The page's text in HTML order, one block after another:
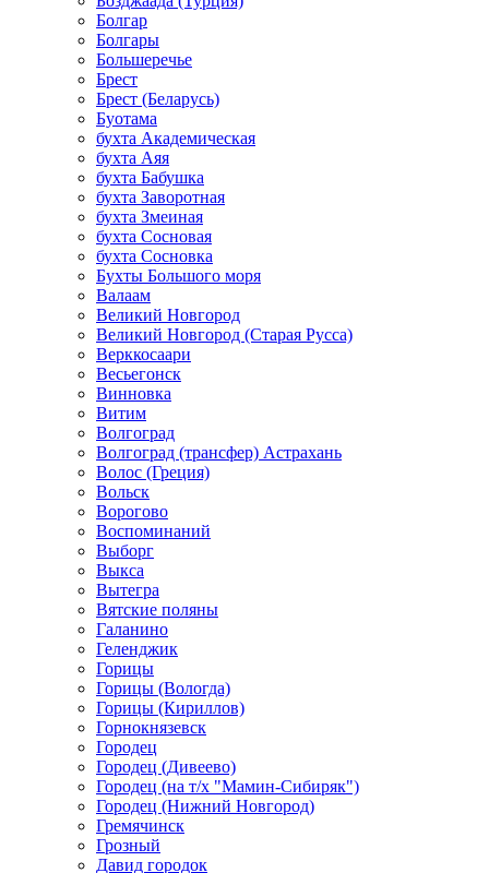
Болгар
Болгары
Большеречье
Брест
Брест (Беларусь)
Буотама
бухта Академическая
бухта Аяя
бухта Бабушка
бухта Заворотная
бухта Змеиная
бухта Сосновая
бухта Сосновка
Бухты Большого моря
Валаам
Великий Новгород
Великий Новгород (Старая Русса)
Верккосаари
Весьегонск
Винновка
Витим
Волгоград
Волгоград (трансфер) Астрахань
Волос (Греция)
Вольск
Ворогово
Воспоминаний
Выборг
Выкса
Вытегра
Вятские поляны
Галанино
Геленджик
Горицы
Горицы (Вологда)
Горицы (Кириллов)
Горнокнязевск
Городец
Городец (Дивеево)
Городец (на т/х "Мамин-Сибиряк")
Городец (Нижний Новгород)
Гремячинск
Грозный
Давид городок